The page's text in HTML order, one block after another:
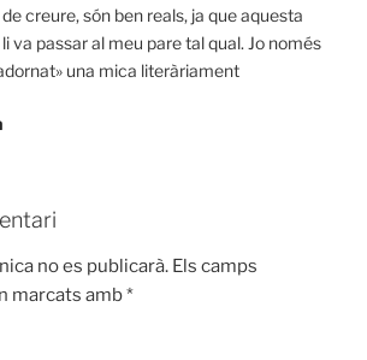
creure, són ben reals, ja que aquesta
va passar al meu pare tal qual. Jo només
una mica literàriament
no es publicarà. Els camps
marcats amb*